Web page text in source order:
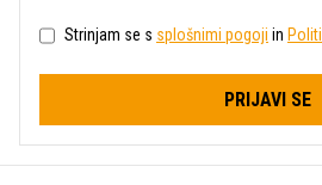
Strinjam se s splošnimi pogoji in
PRIJAVI SE